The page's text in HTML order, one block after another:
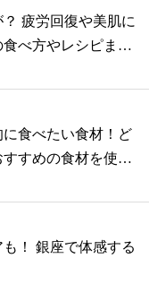
疲労回復や美肌に
べ方やレシピまと
食べたい食材！ど
すめの食材を使っ
！ 銀座で体感する